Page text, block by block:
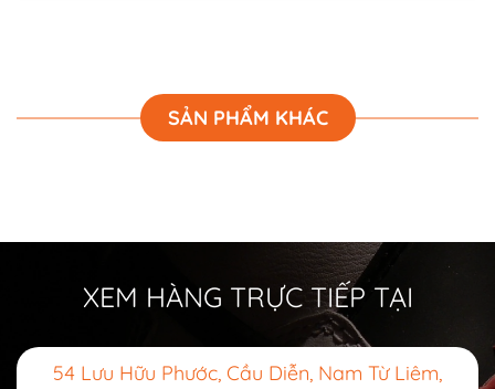
SẢN PHẨM KHÁC
XEM HÀNG TRỰC TIẾP TẠI
54 Lưu Hữu Phước, Cầu Diễn, Nam Từ Liêm,